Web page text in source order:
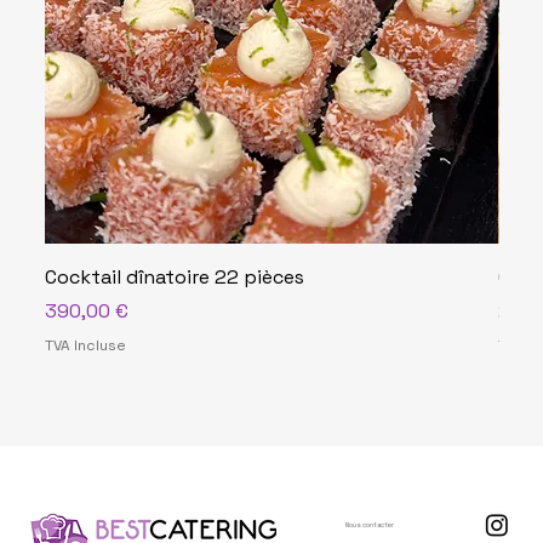
Cocktail dînatoire 22 pièces
Prix
390,00 €
TVA Incluse
Prix
TVA
Nous contacter